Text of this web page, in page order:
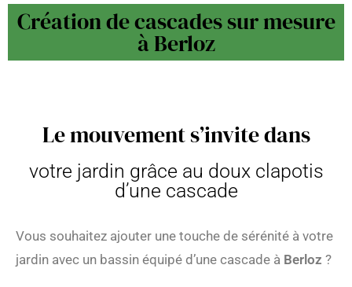
Création de cascades sur mesure
à Berloz
Le mouvement s’invite dans
votre jardin grâce au doux clapotis
d’une cascade
Vous souhaitez ajouter une touche de sérénité à votre
jardin avec un bassin équipé d’une cascade à Berloz ?